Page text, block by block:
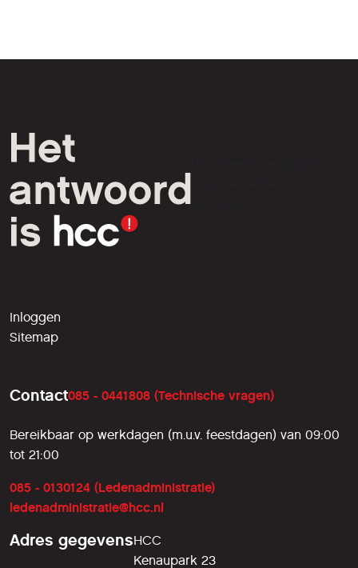
liefhebbers.
Inloggen
Sitemap
Contact085 - 0441808 (Technische vragen)
Bereikbaar op werkdagen (m.u.v. feestdagen) van 09:00
tot 21:00
085 - 0130124 (Ledenadministratie)
ledenadministratie@hcc.nl
Adres gegevensHCC
Kenaupark 23